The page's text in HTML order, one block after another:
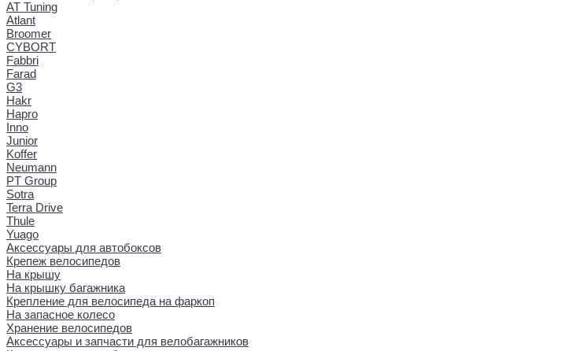
AT Tuning
Atlant
Broomer
CYBORT
Fabbri
Farad
G3
Hakr
Hapro
Inno
Junior
Koffer
Neumann
PT Group
Sotra
Terra Drive
Thule
Yuago
Аксессуары для автобоксов
Крепеж велосипедов
На крышу
На крышку багажника
Крепление для велосипеда на фаркоп
На запасное колесо
Хранение велосипедов
Аксессуары и запчасти для велобагажников